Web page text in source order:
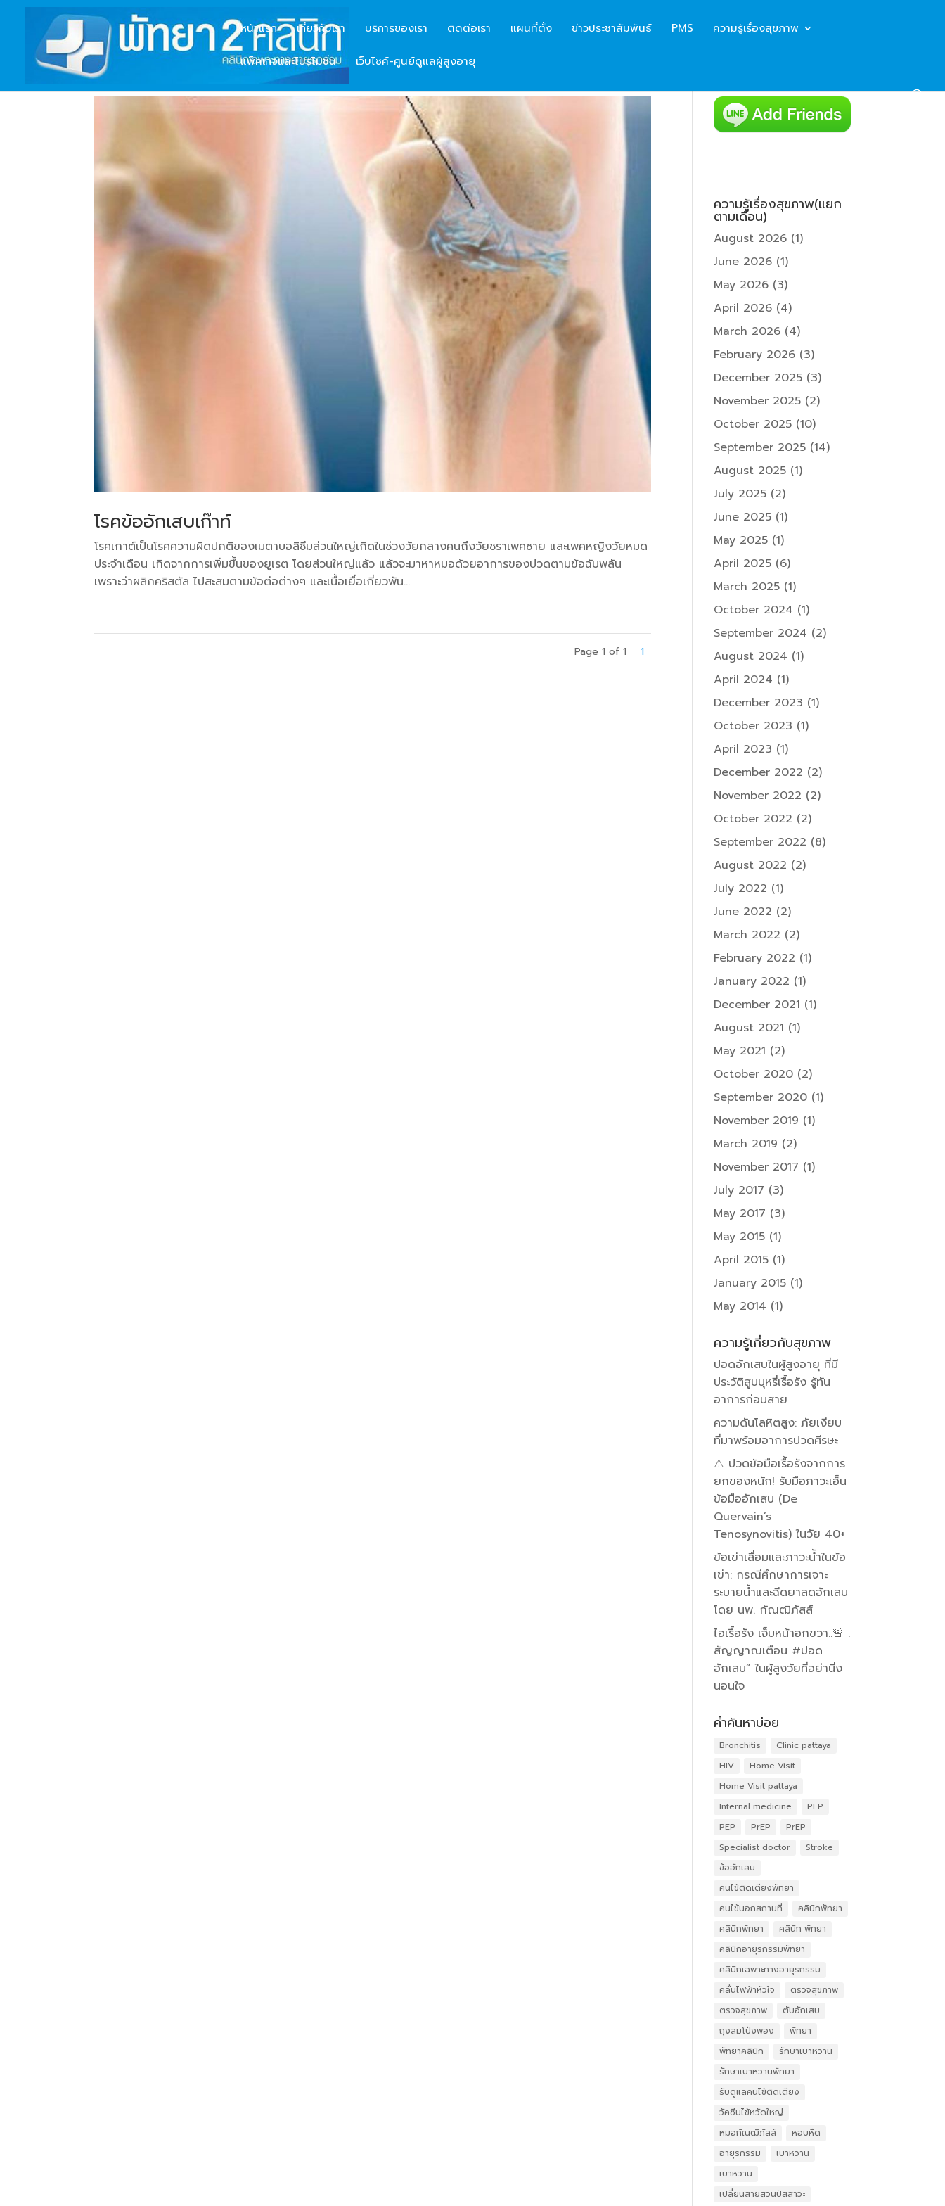
หน้าแรก เกี่ยวกับเรา บริการของเรา ติดต่อเรา แผนที่ตั้ง ข่าวประชาสัมพันธ์ PMS ความรู้เรื่องสุขภาพ
แพ็คเกจและโปรโมชั่น เว็บไซค์-ศูนย์ดูแลผู้สูงอายุ
โรคข้ออักเสบเก๊าท์
โรคเกาต์เป็นโรคความผิดปกติของเมตาบอลิซึมส่วนใหญ่เกิดในช่วงวัยกลางคนถึงวัยชราเพศชาย และเพศหญิงวัยหมด
ประจำเดือน เกิดจากการเพิ่มขึ้นของยูเรต โดยส่วนใหญ่แล้ว แล้วจะมาหาหมอด้วยอาการของปวดตามข้อฉับพลัน
เพราะว่าผลิกคริสตัล ไปสะสมตามข้อต่อต่างๆ และเนื้อเยื่อเกี่ยวพัน...
Page 1 of 1 1
ความรู้เรื่องสุขภาพ(แยก
ตามเดือน)
August 2026 (1)
June 2026 (1)
May 2026 (3)
April 2026 (4)
March 2026 (4)
February 2026 (3)
December 2025 (3)
November 2025 (2)
October 2025 (10)
September 2025 (14)
August 2025 (1)
July 2025 (2)
June 2025 (1)
May 2025 (1)
April 2025 (6)
March 2025 (1)
October 2024 (1)
September 2024 (2)
August 2024 (1)
April 2024 (1)
December 2023 (1)
October 2023 (1)
April 2023 (1)
December 2022 (2)
November 2022 (2)
October 2022 (2)
September 2022 (8)
August 2022 (2)
July 2022 (1)
June 2022 (2)
March 2022 (2)
February 2022 (1)
January 2022 (1)
December 2021 (1)
August 2021 (1)
May 2021 (2)
October 2020 (2)
September 2020 (1)
November 2019 (1)
March 2019 (2)
November 2017 (1)
July 2017 (3)
May 2017 (3)
May 2015 (1)
April 2015 (1)
January 2015 (1)
May 2014 (1)
ความรู้เกี่ยวกับสุขภาพ
ปอดอักเสบในผู้สูงอายุ ที่มี
ประวัติสูบบุหรี่เรื้อรัง รู้ทัน
อาการก่อนสาย
ความดันโลหิตสูง: ภัยเงียบ
ที่มาพร้อมอาการปวดศีรษะ
⚠️ ปวดข้อมือเรื้อรังจากการ
ยกของหนัก! รับมือภาวะเอ็น
ข้อมืออักเสบ (De
Quervain’s
Tenosynovitis) ในวัย 40+
ข้อเข่าเสื่อมและภาวะน้ำในข้อ
เข่า: กรณีศึกษาการเจาะ
ระบายน้ำและฉีดยาลดอักเสบ
โดย นพ. กัณฒิภัสส์
ไอเรื้อรัง เจ็บหน้าอกขวา..🚨 .
สัญญาณเตือน #ปอด
อักเสบ” ในผู้สูงวัยที่อย่านิ่ง
นอนใจ
คำค้นหาบ่อย
Bronchitis
Clinic pattaya
HIV
Home Visit
Home Visit pattaya
Internal medicine
PEP
PEP
PrEP
PrEP
Specialist doctor
Stroke
ข้ออักเสบ
คนไข้ติดเตียงพัทยา
คนไข้นอกสถานที่
คลินิกพัทยา
คลินิกพัทยา
คลินิก พัทยา
คลินิกอายุรกรรมพัทยา
คลินิกเฉพาะทางอายุรกรรม
คลื่นไฟฟ้าหัวใจ
ตรวจสุขภาพ
ตรวจสุขภาพ
ตับอักเสบ
ถุงลมโป่งพอง
พัทยา
พัทยาคลินิก
รักษาเบาหวาน
รักษาเบาหวานพัทยา
รับดูแลคนไข้ติดเตียง
วัคซีนไข้หวัดใหญ่
หมอกัณฒิภัสส์
หอบหืด
อายุรกรรม
เบาหวาน
เบาหวาน
เปลี่ยนสายสวนปัสสาวะ